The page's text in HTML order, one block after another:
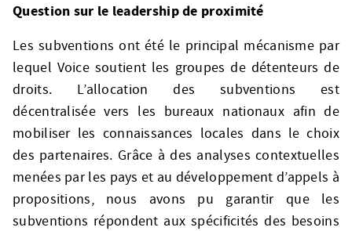
Question sur le leadership de proximité
Les subventions ont été le principal mécanisme par
lequel Voice soutient les groupes de détenteurs de
droits. L’allocation des subventions est
décentralisée vers les bureaux nationaux afin de
mobiliser les connaissances locales dans le choix
des partenaires. Grâce à des analyses contextuelles
menées par les pays et au développement d’appels à
propositions, nous avons pu garantir que les
subventions répondent aux spécificités des besoins